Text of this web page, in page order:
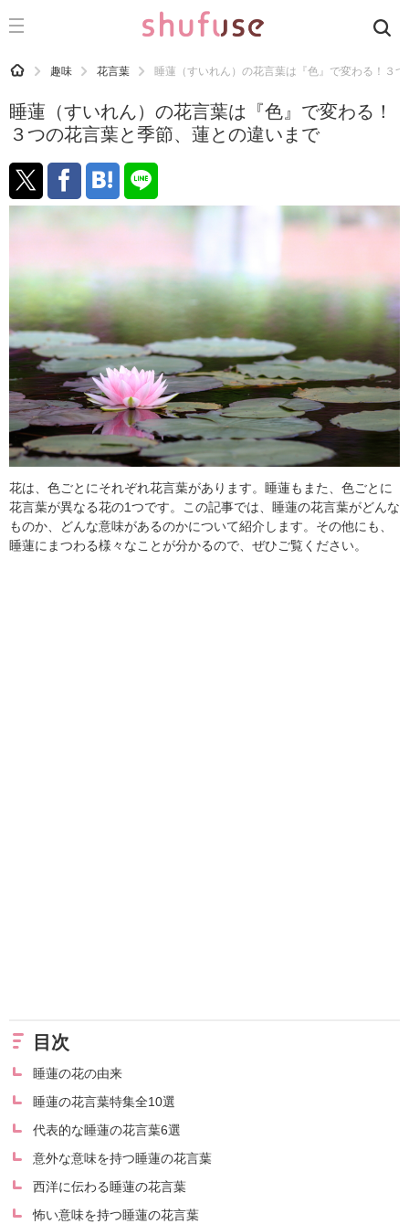
CATEGORY 記事カテゴリ
運気
洗濯
生活の知恵
マナー
趣味
食材辞典
おすすめ
HOME 趣味 花言葉 睡蓮（すいれん）の花言葉は『色』で変わる！３
睡蓮（すいれん）の花言葉は『色』で変わる！
３つの花言葉と季節、蓮との違いまで
花は、色ごとにそれぞれ花言葉があります。睡蓮もまた、色ごとに
花言葉が異なる花の1つです。この記事では、睡蓮の花言葉がどんな
ものか、どんな意味があるのかについて紹介します。その他にも、
睡蓮にまつわる様々なことが分かるので、ぜひご覧ください。
目次
睡蓮の花の由来
睡蓮の花言葉特集全10選
代表的な睡蓮の花言葉6選
意外な意味を持つ睡蓮の花言葉
西洋に伝わる睡蓮の花言葉
怖い意味を持つ睡蓮の花言葉